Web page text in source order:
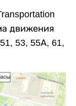
движения
53, 55А, 61,